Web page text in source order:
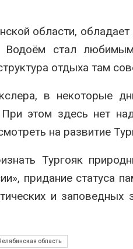
области,
Водоём стал
отдыха там
в некоторые
этом здесь нет
на развитие
Тургояк
придание статуса
и заповедных
область
Черкесии выявили
краснокнижных
6, 2026
производить
мяса
6, 2026
увеличила
соли почти в 20 раз
против